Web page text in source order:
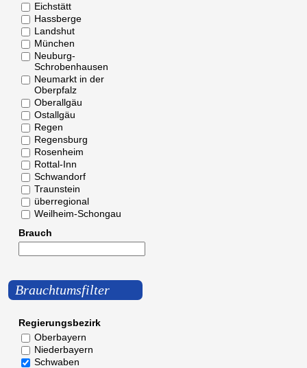
Eichstätt
Hassberge
Landshut
München
Neuburg-
Schrobenhausen
Neumarkt in der
Oberpfalz
Oberallgäu
Ostallgäu
Regen
Regensburg
Rosenheim
Rottal-Inn
Schwandorf
Traunstein
überregional
Weilheim-Schongau
Brauch
Brauchtumsfilter
Regierungsbezirk
Oberbayern
Niederbayern
Schwaben